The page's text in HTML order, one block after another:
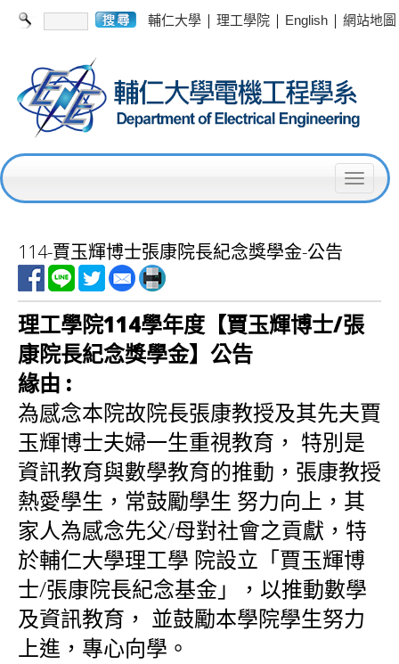
輔仁大學 | 理工學院 | English | 網站地圖
T
l
e
v
i
g
a
t
i
o
n
114-賈玉輝博士張康院長紀念獎學金-公告
理工學院114學年度【賈玉輝博士/張
康院長紀念獎學金】公告
緣由 :
為感念本院故院長張康教授及其先夫賈
玉輝博士夫婦一生重視教育， 特別是
資訊教育與數學教育的推動，張康教授
熱愛學生，常鼓勵學生 努力向上，其
家人為感念先父/母對社會之貢獻，特
於輔仁大學理工學 院設立「賈玉輝博
士/張康院長紀念基金」，以推動數學
及資訊教育， 並鼓勵本學院學生努力
上進，專心向學。